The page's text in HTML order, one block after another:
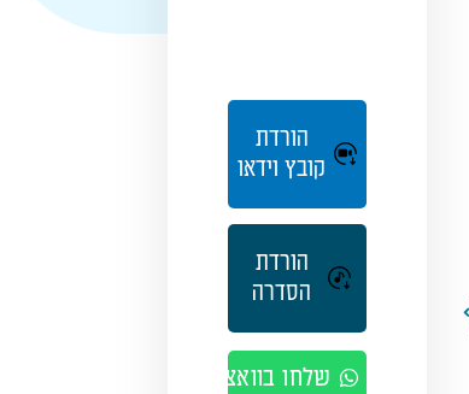
הורדת
קובץ וידאו
הורדת
הסדרה
שלחו בוואצאפ